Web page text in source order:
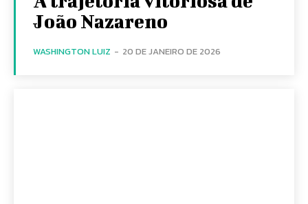
João Nazareno
WASHINGTON LUIZ - 20 DE JANEIRO DE 2026